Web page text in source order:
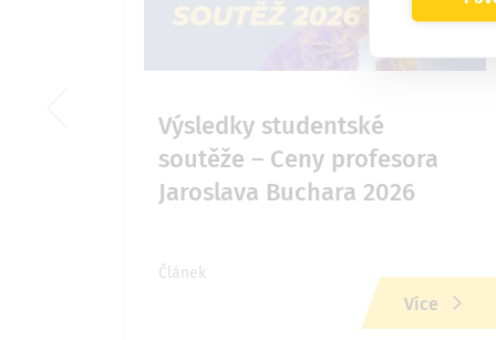
Výsledky studentské
soutěže – Ceny profesora
Jaroslava Buchara 2026
Článek
Více